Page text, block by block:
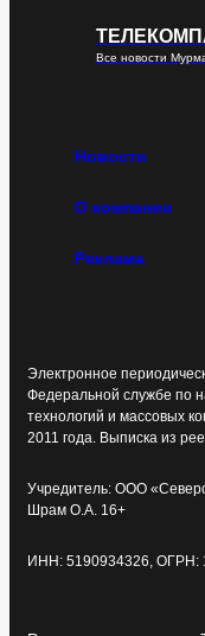
Все новости
Новости
О компании
Реклама
Электронное
Федеральной службе по
технологий и массовых
2011 года. Выписка из
Учредитель: ООО
Шрам О.А. 16+
ИНН: 5190934326, ОГРН: